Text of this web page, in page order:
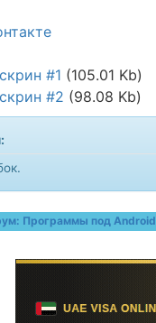
#1 (105.01 Kb)
#2 (98.08 Kb)
Программы под Android